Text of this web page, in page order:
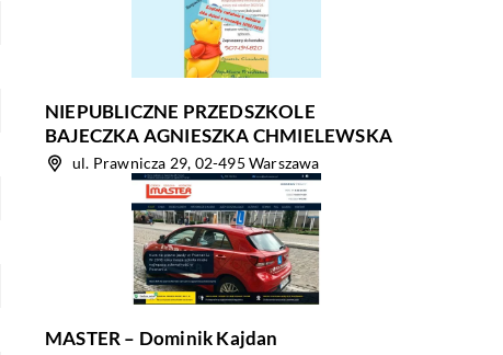
NIEPUBLICZNE PRZEDSZKOLE
BAJECZKA AGNIESZKA CHMIELEWSKA
ul. Prawnicza 29, 02-495 Warszawa
MASTER – Dominik Kajdan